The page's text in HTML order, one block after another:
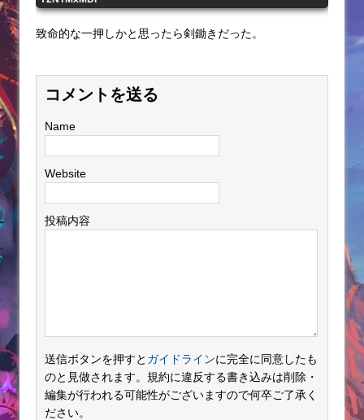
致命的な一押しかと思ったら剣鋤きだった。
コメントを送る
Name
Website
投稿内容
送信ボタンを押すと ガイドラインに完全に同意したも
のと見做されます。規約に違反する書き込みは削除・
編集が行われる可能性がございますので何卒ご了承く
ださい。